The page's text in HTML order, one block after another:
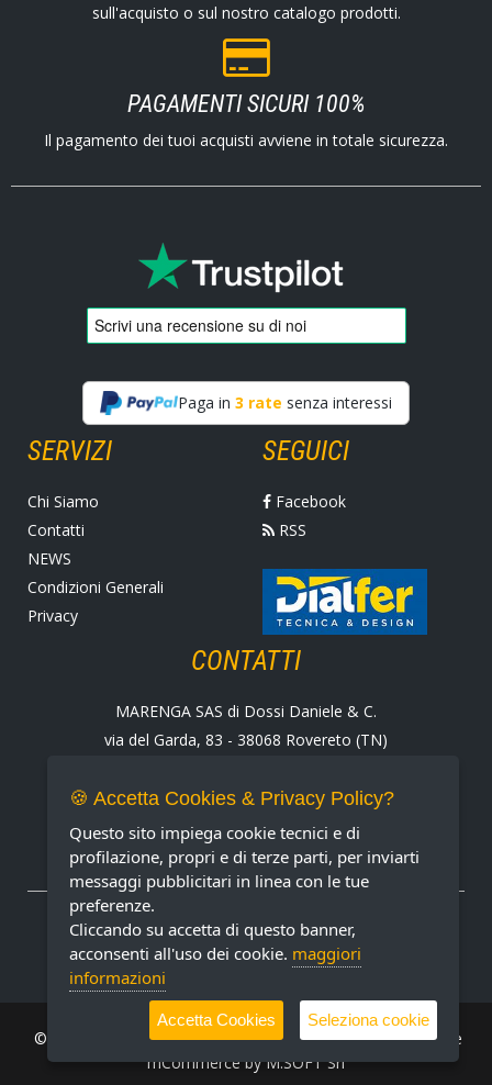
sull'acquisto o sul nostro catalogo prodotti.
PAGAMENTI SICURI 100%
Il pagamento dei tuoi acquisti avviene in totale sicurezza.
Paga in 3 rate senza interessi
SERVIZI
Chi Siamo
Contatti
NEWS
Condizioni Generali
Privacy
SEGUICI
Facebook
RSS
CONTATTI
MARENGA SAS di Dossi Daniele & C.
via del Garda, 83 - 38068 Rovereto (TN)
Fax +39 0464 430938
E-mail: marenga@marenga.it
Partita IVA IT02232370227
METODI DI PAGAMENTO ACCETTATI
© MARENGA Srl 2022 All rights reserved. Design & Software
mCommerce byM.SOFT Srl
🍪 Accetta Cookies & Privacy Policy?
Questo sito impiega cookie tecnici e di
profilazione, propri e di terze parti, per inviarti
messaggi pubblicitari in linea con le tue
preferenze.
Cliccando su accetta di questo banner,
acconsenti all'uso dei cookie. maggiori
informazioni
Accetta Cookies Seleziona cookie